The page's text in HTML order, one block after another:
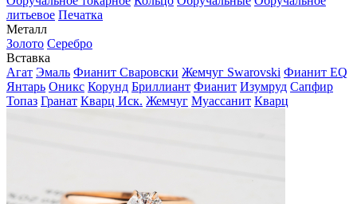
литьевое Печатка
Металл
Золото Серебро
Вставка
Агат Эмаль Фианит Сваровски Жемчуг Swarovski Фианит EQ
Янтарь Оникс Корунд Бриллиант Фианит Изумруд Сапфир
Топаз Гранат Кварц Иск. Жемчуг Муассанит Кварц